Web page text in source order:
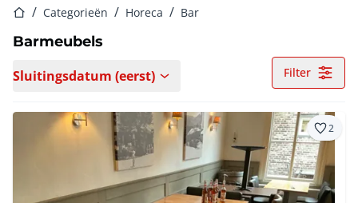
StartpaginaCategorieën Horeca Bar
Barmeubels
Sluitingsdatum (eerst) Filter
2